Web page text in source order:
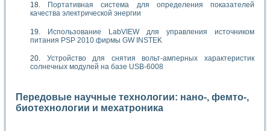
Портативная система для определения показателей
качества электрической энергии
Использование LabVIEW для управления источником
питания PSP 2010 фирмы GW INSTEK
Устройство для снятия вольт-амперных характеристик
солнечных модулей на базе USB-6008
Передовые научные технологии: нано-, фемто-,
биотехнологии и мехатроника